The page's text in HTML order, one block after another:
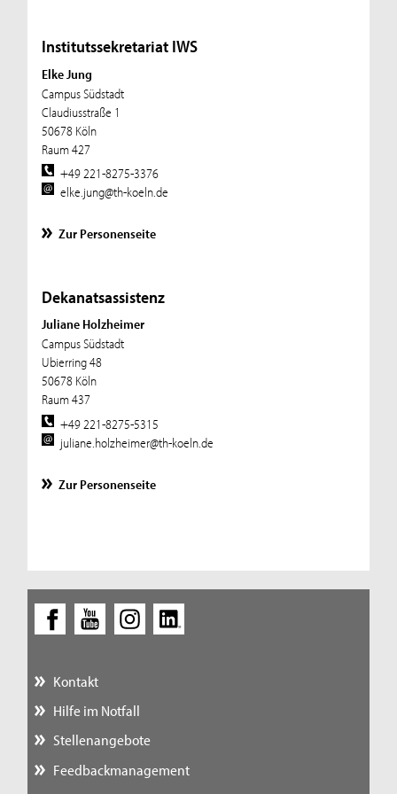
Institutssekretariat IWS
Elke Jung
Campus Südstadt
Claudiusstraße 1
50678 Köln
Raum 427
+49 221-8275-3376
elke.jung@th-koeln.de
Zur Personenseite
Dekanatsassistenz
Juliane Holzheimer
Campus Südstadt
Ubierring 48
50678 Köln
Raum 437
+49 221-8275-5315
juliane.holzheimer@th-koeln.de
Zur Personenseite
Kontakt
Hilfe im Notfall
Stellenangebote
Feedbackmanagement